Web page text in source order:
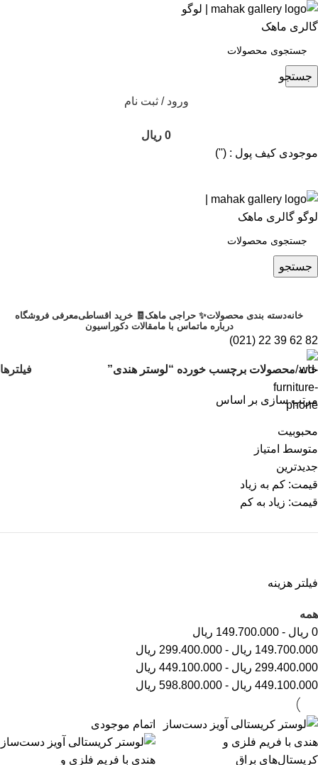
جستجو
ورود / ثبت نام
0 ریال
موجودی کیف پول : ('')
جستجو
خانهدسته بندی محصولات✨ حراجی ماهک 🧾 خرید اقساطیمعرفی فروشگاه
درباره ماتماس با مامقالات دکوراسیون
82 62 39 22 (021)
خانه محصولات برچسب خورده “لوستر هندی” فیلترها
مرتب سازی بر اساس
محبوبیت
متوسط امتیاز
جدیدترین
قیمت: کم به زیاد
قیمت: زیاد به کم
فیلتر هزینه
همه
0 ریال -
149.700.000 ریال
149.700.000 ریال -
299.400.000 ریال
299.400.000 ریال -
449.100.000 ریال
449.100.000 ریال -
598.800.000 ریال
اتمام موجودی